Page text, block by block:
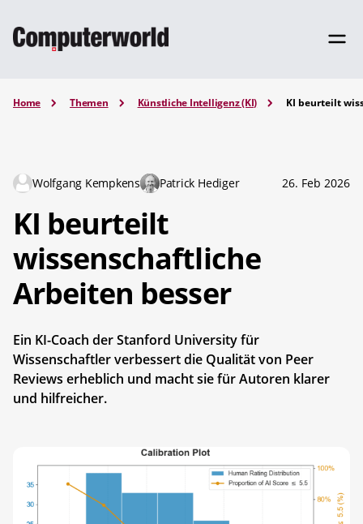
Home Themen Künstliche Intelligenz (KI) KI beurteilt
Wolfgang Kempkens Patrick Hediger 26. Feb 2026
KI beurteilt
wissenschaftliche
Arbeiten besser
Ein KI-Coach der Stanford University für
Wissenschaftler verbessert die Qualität von Peer
Reviews erheblich und macht sie für Autoren klarer
und hilfreicher.